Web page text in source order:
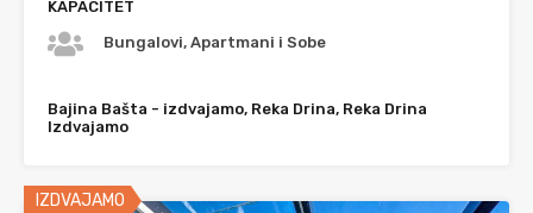
KAPACITET
Bungalovi, Apartmani i Sobe
Bajina Bašta - izdvajamo, Reka Drina, Reka Drina
Izdvajamo
IZDVAJAMO